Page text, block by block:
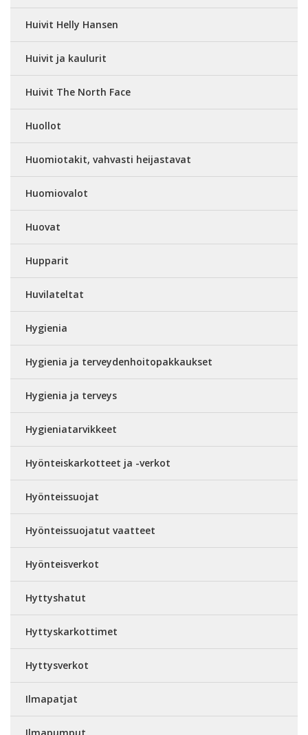
Huivit Helly Hansen
Huivit ja kaulurit
Huivit The North Face
Huollot
Huomiotakit, vahvasti heijastavat
Huomiovalot
Huovat
Hupparit
Huvilateltat
Hygienia
Hygienia ja terveydenhoitopakkaukset
Hygienia ja terveys
Hygieniatarvikkeet
Hyönteiskarkotteet ja -verkot
Hyönteissuojat
Hyönteissuojatut vaatteet
Hyönteisverkot
Hyttyshatut
Hyttyskarkottimet
Hyttysverkot
Ilmapatjat